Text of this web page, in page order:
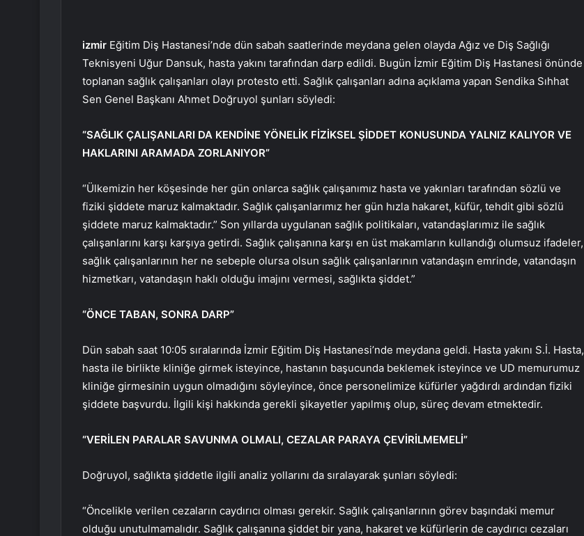
izmir Eğitim Diş Hastanesi’nde dün sabah saatlerinde meydana gelen olayda Ağız ve Diş Sağlığı
Teknisyeni Uğur Dansuk, hasta yakını tarafından darp edildi. Bugün İzmir Eğitim Diş Hastanesi önünde
toplanan sağlık çalışanları olayı protesto etti. Sağlık çalışanları adına açıklama yapan Sendika Sıhhat
Sen Genel Başkanı Ahmet Doğruyol şunları söyledi:
“SAĞLIK ÇALIŞANLARI DA KENDİNE YÖNELİK FİZİKSEL ŞİDDET KONUSUNDA YALNIZ KALIYOR VE
HAKLARINI ARAMADA ZORLANIYOR”
“Ülkemizin her köşesinde her gün onlarca sağlık çalışanımız hasta ve yakınları tarafından sözlü ve
fiziki şiddete maruz kalmaktadır. Sağlık çalışanlarımız her gün hızla hakaret, küfür, tehdit gibi sözlü
şiddete maruz kalmaktadır.” Son yıllarda uygulanan sağlık politikaları, vatandaşlarımız ile sağlık
çalışanlarını karşı karşıya getirdi. Sağlık çalışanına karşı en üst makamların kullandığı olumsuz ifadeler,
sağlık çalışanlarının her ne sebeple olursa olsun sağlık çalışanlarının vatandaşın emrinde, vatandaşın
hizmetkarı, vatandaşın haklı olduğu imajını vermesi, sağlıkta şiddet.”
“ÖNCE TABAN, SONRA DARP”
Dün sabah saat 10:05 sıralarında İzmir Eğitim Diş Hastanesi’nde meydana geldi. Hasta yakını S.İ. Hasta,
hasta ile birlikte kliniğe girmek isteyince, hastanın başucunda beklemek isteyince ve UD memurumuz
kliniğe girmesinin uygun olmadığını söyleyince, önce personelimize küfürler yağdırdı ardından fiziki
şiddete başvurdu. İlgili kişi hakkında gerekli şikayetler yapılmış olup, süreç devam etmektedir.
“VERİLEN PARALAR SAVUNMA OLMALI, CEZALAR PARAYA ÇEVİRİLMEMELİ”
Doğruyol, sağlıkta şiddetle ilgili analiz yollarını da sıralayarak şunları söyledi:
“Öncelikle verilen cezaların caydırıcı olması gerekir. Sağlık çalışanlarının görev başındaki memur
olduğu unutulmamalıdır. Sağlık çalışanına şiddet bir yana, hakaret ve küfürlerin de caydırıcı cezaları